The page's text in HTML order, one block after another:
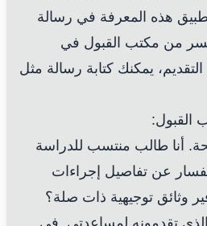
هذه المعرفة في رسالة
من مكتب القبول في
يمكنك كتابة رسالة مثل
القبول:
أنا طالب منتسب للدراسة
عن تفاصيل إجراءات
وثائق توجيهية ذات صلة؟
تقدمونه لمساعدتي. في